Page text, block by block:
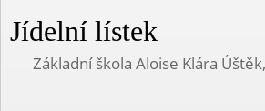
Jídelní lístek
Základní škola Aloise Klára